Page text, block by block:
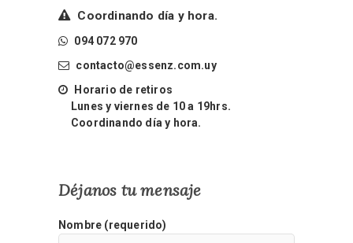
Coordinando día y hora.
094 072 970
contacto@essenz.com.uy
Horario de retiros
Lunes y viernes de 10 a 19hrs.
Coordinando día y hora.
Déjanos tu mensaje
Nombre (requerido)